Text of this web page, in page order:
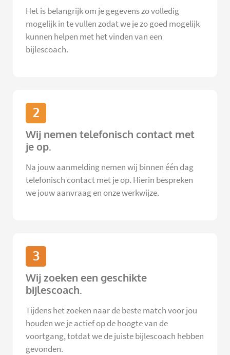
Het is belangrijk om je gegevens zo volledig
mogelijk in te vullen zodat we je zo goed mogelijk
kunnen helpen met het vinden van een
bijlescoach.
2
Wij nemen telefonisch contact met
je op.
Na jouw aanmelding nemen wij binnen één dag
telefonisch contact met je op. Hierin bespreken
we jouw aanvraag en onze werkwijze.
3
Wij zoeken een geschikte
bijlescoach.
Tijdens het zoeken naar de beste match voor jou
houden we je actief op de hoogte van de
voortgang, totdat we de juiste bijlescoach hebben
gevonden.